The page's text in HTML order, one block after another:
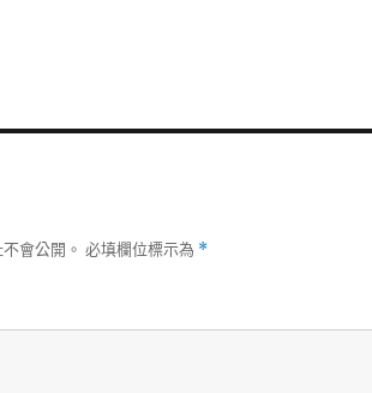
會公開。 必填欄位標示為 *